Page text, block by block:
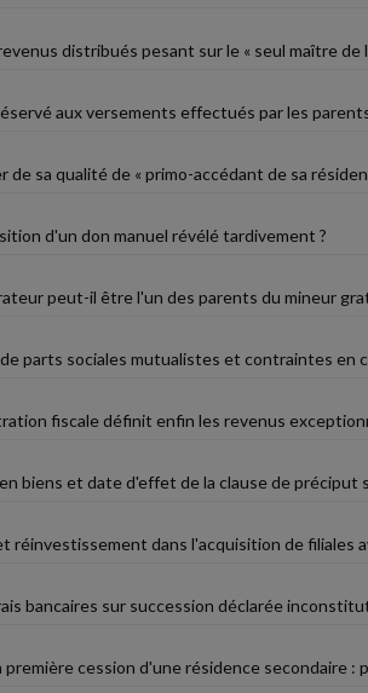
distribués pesant sur le « seul maître
aux versements effectués par les
de sa qualité de « primo-accédant de sa
d'un don manuel révélé tardivement ?
peut-il être l'un des parents du mineur
parts sociales mutualistes et contraintes en
fiscale définit enfin les revenus
biens et date d'effet de la clause de préciput
réinvestissement dans l'acquisition de filiales
bancaires sur succession déclarée
première cession d'une résidence secondaire :